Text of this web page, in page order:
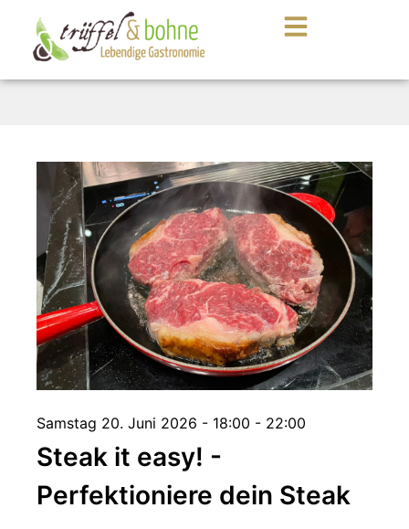
Samstag 20. Juni 2026 - 18:00 - 22:00
Steak it easy! -
Perfektioniere dein Steak